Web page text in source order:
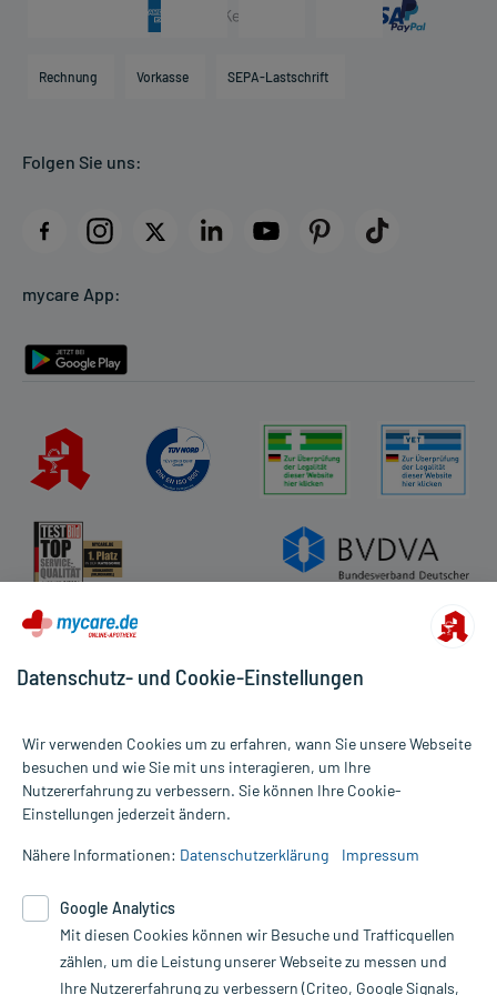
Arzneimittelinformationen
Direktabrechnung PKV
AGB
Datenschutz
Rückgabe/Widerruf
Rechnung Vorkasse SEPA-Lastschrift
Folgen Sie uns:
mycare App:
Alle Preise gelten inkl. MwSt., ggf. zzgl. Versandkosten
Informationen auf dieser Website werden ausschließlich für
die Untersuchung und Behandlung durch einen Arzt. Bitte
Therapien eingeleitet werden können. | Diese Webseite benutzt
Google Analytics. Lesen Sie bitte dazu die wichtigen Hinweise in
unserer Datenschutzerklärung. Für den Widerruf einer Bestellung
nutzen Sie das Formular:
Datenschutz- und Cookie-Einstellungen
Wir verwenden Cookies um zu erfahren, wann Sie unsere Webseite
besuchen und wie Sie mit uns interagieren, um Ihre
Nutzererfahrung zu verbessern. Sie können Ihre Cookie-
Einstellungen jederzeit ändern.
Nähere Informationen: Datenschutzerklärung Impressum
Google Analytics
Mit diesen Cookies können wir Besuche und Trafficquellen
zählen, um die Leistung unserer Webseite zu messen und
Ihre Nutzererfahrung zu verbessern (Criteo, Google Signals,